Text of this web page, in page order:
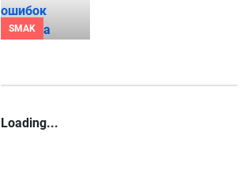
SMAK
Loading...